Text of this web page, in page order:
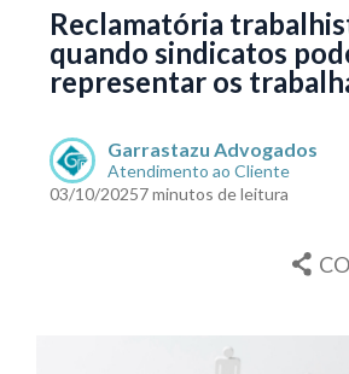
Reclamatória
quando sindicatos
representar os
Garrastazu Advogados
Atendimento ao Cliente
03/10/20257 minutos de leitura